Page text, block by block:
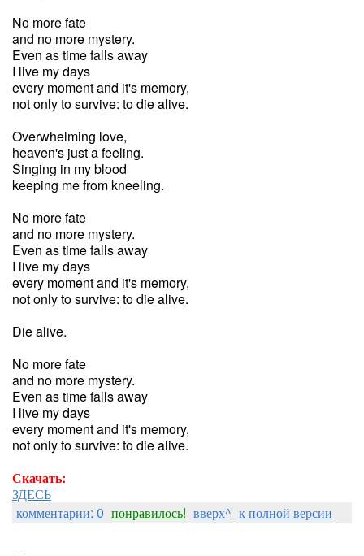
No more fate
and no more mystery.
Even as time falls away
I live my days
every moment and it's memory,
not only to survive: to die alive.
Overwhelming love,
heaven's just a feeling.
Singing in my blood
keeping me from kneeling.
No more fate
and no more mystery.
Even as time falls away
I live my days
every moment and it's memory,
not only to survive: to die alive.
Die alive.
No more fate
and no more mystery.
Even as time falls away
I live my days
every moment and it's memory,
not only to survive: to die alive.
Скачать:
ЗДЕСЬ
комментарии: 0 понравилось! вверх^ к полной версии